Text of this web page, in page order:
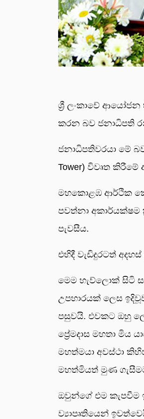
ශ්‍රී ලංකාවේ
කරන බව ජනාධිපති
ජනාධිපතිවරයා මේ
Tower) විවෘත
මහකොළඹ ආර්ථික
පවත්නා අකාර්යක්ෂම
පැවසීය.
එහිදී වැඩිදුරටත්
මෙම හැව්ලොක් සිටි
උපහාරයක් ලෙස
පසුවයි. එවකට ඔහු
ප්‍රේමදාස මහතා මිය
මහත්මයා අවස්ථා
මහත්මියත් මුණ
ඔවුන්ගේ එම කැපවීම
ව්‍යාපෘතියෙන්